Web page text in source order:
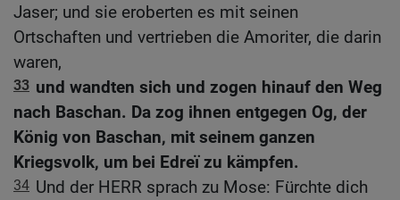
Jaser; und sie eroberten es mit seinen
Ortschaften und vertrieben die Amoriter, die darin
waren,
33 und wandten sich und zogen hinauf den Weg
nach Baschan. Da zog ihnen entgegen Og, der
König von Baschan, mit seinem ganzen
Kriegsvolk, um bei Edreï zu kämpfen.
34 Und der HERR sprach zu Mose: Fürchte dich